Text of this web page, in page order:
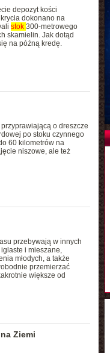
depozyt kości
dokonano na
stok 300-metrowego
skamielin. Jak dotąd
na późną kredę.
o dreszcze
po stoku czynnego
60 kilometrów na
niszowe, ale też
przebywają w innych
i mieszane,
młodych, a także
przemierzać
większe od
Ziemi